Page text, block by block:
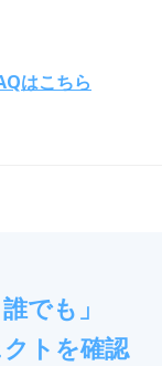
はこちら
でも」
トを確認